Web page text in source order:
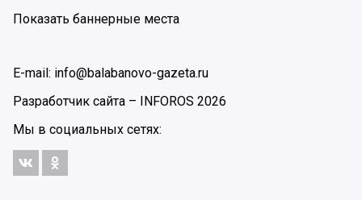
Показать баннерные места
E-mail: info@balabanovo-gazeta.ru
Разработчик сайта –
INFOROS 2026
Мы в социальных сетях: